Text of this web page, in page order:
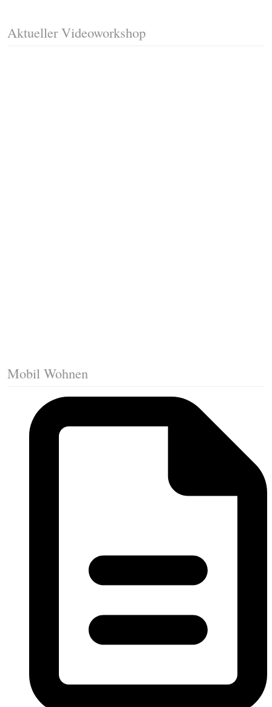
Aktueller Videoworkshop
Mobil Wohnen